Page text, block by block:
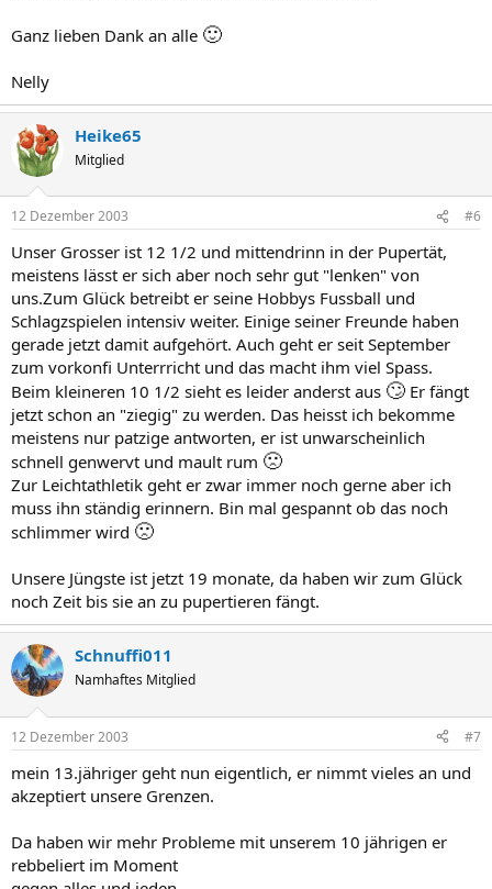
Ganz lieben Dank an alle 🙂
Nelly
Heike65
Mitglied
12 Dezember 2003 #6
Unser Grosser ist 12 1/2 und mittendrinn in der Pupertät,
meistens lässt er sich aber noch sehr gut "lenken" von
uns.Zum Glück betreibt er seine Hobbys Fussball und
Schlagzspielen intensiv weiter. Einige seiner Freunde haben
gerade jetzt damit aufgehört. Auch geht er seit September
zum vorkonfi Unterrricht und das macht ihm viel Spass.
Beim kleineren 10 1/2 sieht es leider anderst aus 🙄 Er fängt
jetzt schon an "ziegig" zu werden. Das heisst ich bekomme
meistens nur patzige antworten, er ist unwarscheinlich
schnell genwervt und mault rum 🙁
Zur Leichtathletik geht er zwar immer noch gerne aber ich
muss ihn ständig erinnern. Bin mal gespannt ob das noch
schlimmer wird 🙁
Unsere Jüngste ist jetzt 19 monate, da haben wir zum Glück
noch Zeit bis sie an zu pupertieren fängt.
Schnuffi011
Namhaftes Mitglied
12 Dezember 2003 #7
mein 13.jähriger geht nun eigentlich, er nimmt vieles an und
akzeptiert unsere Grenzen.
Da haben wir mehr Probleme mit unserem 10 jährigen er
rebbeliert im Moment